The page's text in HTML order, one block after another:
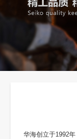
华海创立于1992